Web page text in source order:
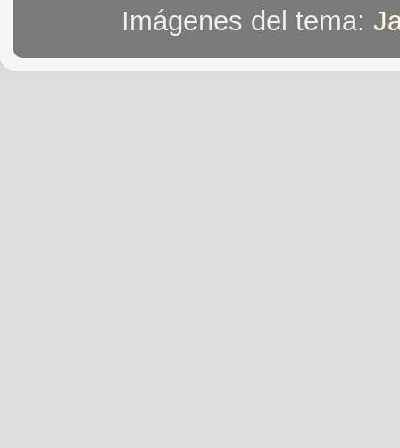
Imágenes del tema: